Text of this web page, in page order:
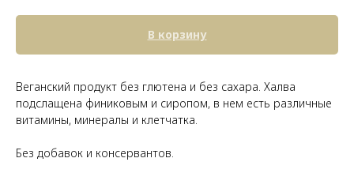
В корзину
Веганский продукт без глютена и без сахара. Халва
подслащена финиковым и сиропом, в нем есть различные
витамины, минералы и клетчатка.
Без добавок и консервантов.